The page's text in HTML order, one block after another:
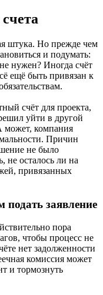
штука. Но прежде чем
и подумать:
нужен? Иногда счёт
ещё быть привязан к
счёт для проекта,
уйти в другой
может, компания
Причин
не было
не осталось ли на
привязанных
подать заявление
пора
чтобы процесс не
нет задолженности
комиссия может
и тормознуть